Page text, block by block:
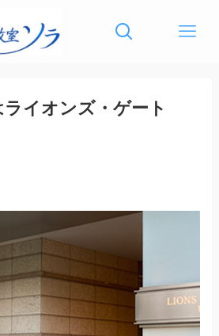
イオンズ・ゲート